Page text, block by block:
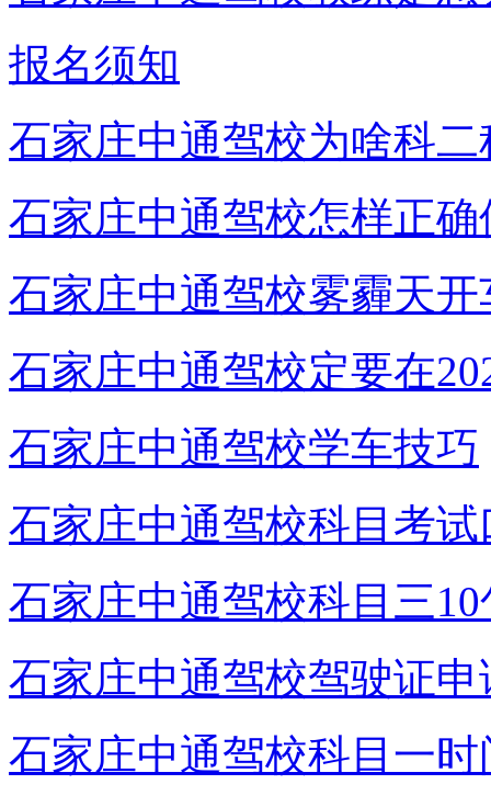
报名须知
石家庄中通驾校为啥科
石家庄中通驾校怎样正
石家庄中通驾校雾霾天
石家庄中通驾校定要在
石家庄中通驾校学车技巧
石家庄中通驾校科目考试
石家庄中通驾校科目三
石家庄中通驾校驾驶证
石家庄中通驾校科目一时